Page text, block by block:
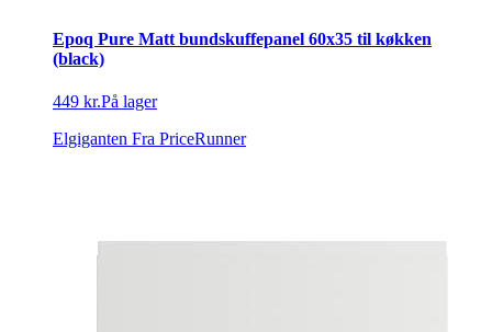
Epoq Pure Matt bundskuffepanel 60x35 til køkken
(black)
449 kr.På lager
Elgiganten Fra PriceRunner